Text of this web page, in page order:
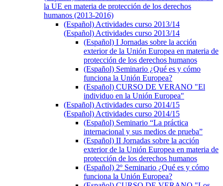
la UE en materia de protección de los derechos
humanos (2013-2016)
(Español) Actividades curso 2013/14
(Español) Actividades curso 2013/14
(Español) I Jornadas sobre la acción
exterior de la Unión Europea en materia de
protección de los derechos humanos
(Español) Seminario ¿Qué es y cómo
funciona la Unión Europea?
(Español) CURSO DE VERANO "El
individuo en la Unión Europea"
(Español) Actividades curso 2014/15
(Español) Actividades curso 2014/15
(Español) Seminario “La práctica
internacional y sus medios de prueba”
(Español) II Jornadas sobre la acción
exterior de la Unión Europea en materia de
protección de los derechos humanos
(Español) 2º Seminario ¿Qué es y cómo
funciona la Unión Europea?